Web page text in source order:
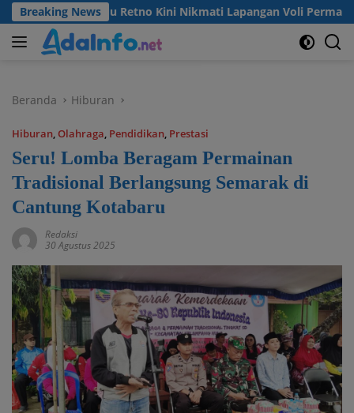
Langsung
ke
konten
Breaking News
Madu Retno Kini Nikmati Lapangan Voli Permanen Berkat
Beranda Hiburan
Hiburan, Olahraga, Pendidikan, Prestasi
Seru! Lomba Beragam Permainan
Tradisional Berlangsung Semarak di
Cantung Kotabaru
Redaksi
30 Agustus 2025